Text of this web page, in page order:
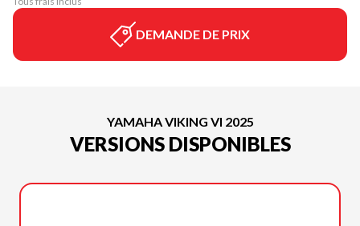
DEMANDE DE PRIX
YAMAHA VIKING VI 2025
VERSIONS DISPONIBLES